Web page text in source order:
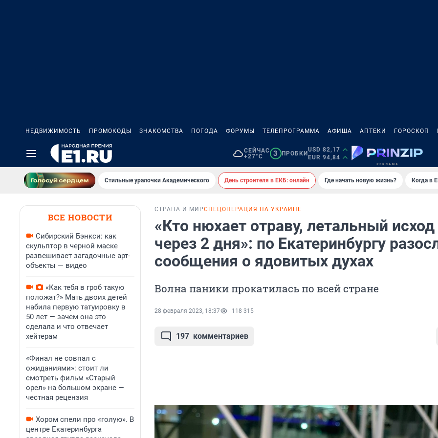
НЕДВИЖИМОСТЬ ПРОМОКОДЫ ЗНАКОМСТВА ПОГОДА ФОРУМЫ ТЕЛЕПРОГРАММА АФИША АПТЕКИ ГОРОСКОП
СЕЙЧАС
+27°C
3 ПРОБКИ
USD 82,17
EUR 94,84
Стильные уралочки Академического День строителя в ЕКБ: онлайн Где начать новую жизнь? Когда в
ВСЕ НОВОСТИ
Сибирский Бэнкси: как
скульптор в черной маске
развешивает загадочные арт-
объекты — видео
«Как тебя в гроб такую
положат?» Мать двоих детей
набила первую татуировку в
50 лет — зачем она это
сделала и что отвечает
хейтерам
«Финал не совпал с
ожиданиями»: стоит ли
смотреть фильм «Старый
орел» на большом экране —
честная рецензия
Хором спели про «голую». В
центре Екатеринбурга
СТРАНА И МИРСПЕЦОПЕРАЦИЯ НА УКРАИНЕ
«Кто нюхает отраву, летальный исход
через 2 дня»: по Екатеринбургу
сообщения о ядовитых духах
Волна паники прокатилась по всей стране
28 февраля 2023, 18:37 118 315
197 комментариев